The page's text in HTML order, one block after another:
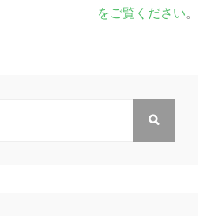
をご覧ください。